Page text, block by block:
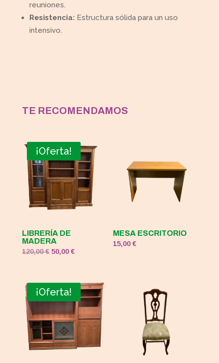
reuniones.
Resistencia: Estructura sólida para un uso
intensivo.
TE RECOMENDAMOS
¡Oferta!
LIBRERÍA DE
MADERA
120,00€ El
era:
120,00 €.
50,00 €El
es:
50,00 €.
MESA ESCRITORIO
15,00€
¡Oferta!